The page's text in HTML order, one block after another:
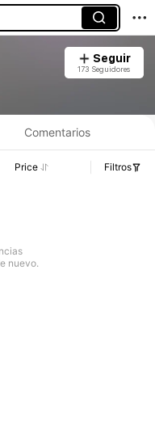
Seguir
173 Seguidores
Comentarios
Price Filtros
nuevo.